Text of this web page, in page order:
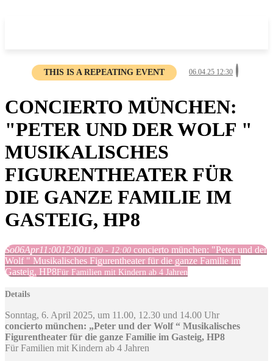
THIS IS A REPEATING EVENT 06.04.25 12:30
CONCIERTO MÜNCHEN:
"PETER UND DER WOLF "
MUSIKALISCHES
FIGURENTHEATER FÜR
DIE GANZE FAMILIE IM
GASTEIG, HP8
So06Apr11:0012:0011:00 - 12:00 concierto münchen: "Peter und der
Wolf " Musikalisches Figurentheater für die ganze Familie im
Gasteig, HP8Für Familien mit Kindern ab 4 Jahren
Details
Sonntag, 6. April 2025, um 11.00, 12.30 und 14.00 Uhr
concierto münchen: „Peter und der Wolf “ Musikalisches
Figurentheater für die ganze Familie im Gasteig, HP8
Für Familien mit Kindern ab 4 Jahren